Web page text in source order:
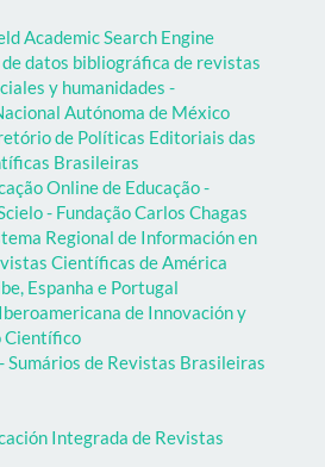
Academic Search Engine
de datos bibliográfica de revistas
y humanidades -
Autónoma de México
de Políticas Editoriais das
Brasileiras
Online de Educação -
- Fundação Carlos Chagas
Regional de Información en
Científicas de América
Espanha e Portugal
de Innovación y
Científico
Sumários de Revistas Brasileiras
Integrada de Revistas